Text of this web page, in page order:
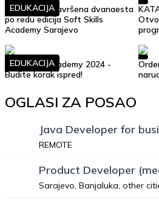
Uspješno je završena dvanaesta
po redu edicija Soft Skills
Academy Sarajevo
EDUKACIJA
Soft Skills Academy 2024 -
Budite korak ispred!
EDUKACIJA
OGLASI ZA POSAO
Java Developer for
REMOTE
Product Developer
Sarajevo, Banjaluka, other